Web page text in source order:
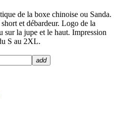
de la boxe chinoise ou Sanda.
et débardeur. Logo de la
sur la jupe et le haut. Impression
S au 2XL.
add